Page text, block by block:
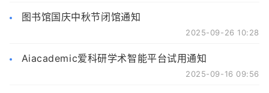
图书馆国庆中秋节闭馆通知
2025-09-26 10:28
Aiacademic爱科研学术智能平台试用通知
2025-09-16 09:56